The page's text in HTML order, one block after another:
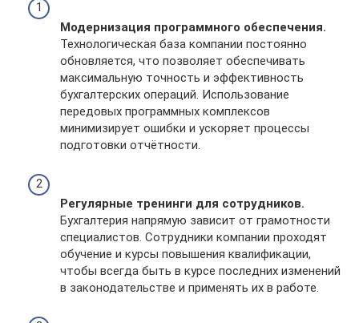
Модернизация программного обеспечения.
Технологическая база компании постоянно
обновляется, что позволяет обеспечивать
максимальную точность и эффективность
бухгалтерских операций. Использование
передовых программных комплексов
минимизирует ошибки и ускоряет процессы
подготовки отчётности.
Регулярные тренинги для сотрудников.
Бухгалтерия напрямую зависит от грамотности
специалистов. Сотрудники компании проходят
обучение и курсы повышения квалификации,
чтобы всегда быть в курсе последних изменений
в законодательстве и применять их в работе.